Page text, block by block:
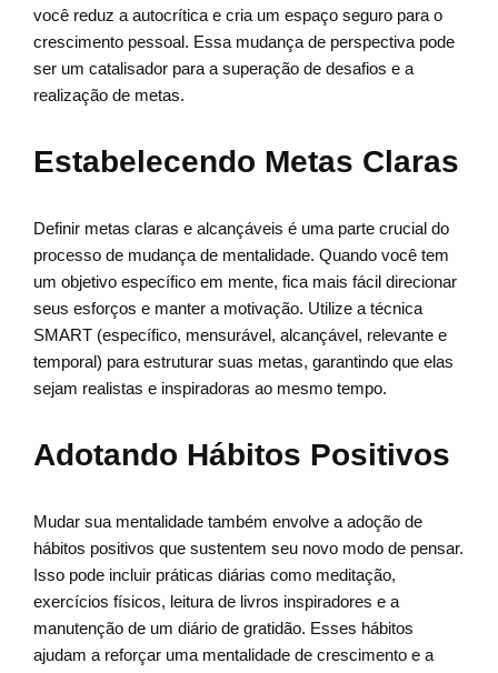
você reduz a autocrítica e cria um espaço seguro para o
crescimento pessoal. Essa mudança de perspectiva pode
ser um catalisador para a superação de desafios e a
realização de metas.
Estabelecendo Metas Claras
Definir metas claras e alcançáveis é uma parte crucial do
processo de mudança de mentalidade. Quando você tem
um objetivo específico em mente, fica mais fácil direcionar
seus esforços e manter a motivação. Utilize a técnica
SMART (específico, mensurável, alcançável, relevante e
temporal) para estruturar suas metas, garantindo que elas
sejam realistas e inspiradoras ao mesmo tempo.
Adotando Hábitos Positivos
Mudar sua mentalidade também envolve a adoção de
hábitos positivos que sustentem seu novo modo de pensar.
Isso pode incluir práticas diárias como meditação,
exercícios físicos, leitura de livros inspiradores e a
manutenção de um diário de gratidão. Esses hábitos
ajudam a reforçar uma mentalidade de crescimento e a